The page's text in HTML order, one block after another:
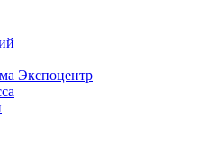
Экспоцентр